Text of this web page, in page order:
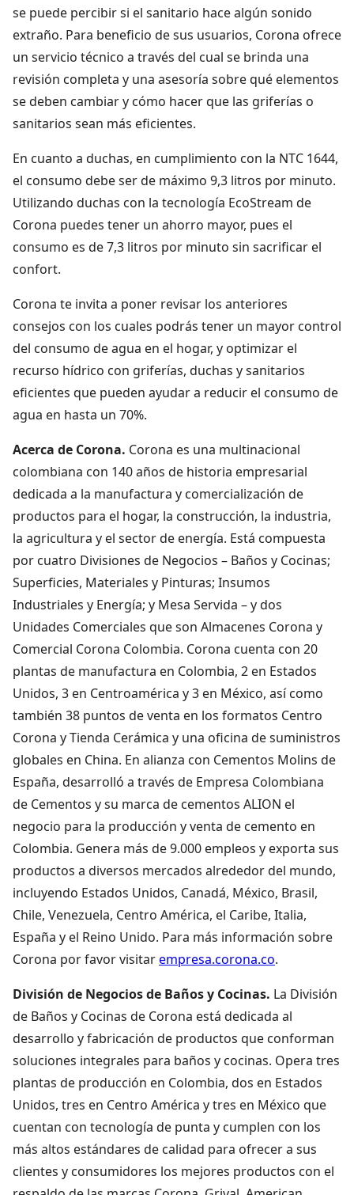
se puede percibir si el sanitario hace algún sonido
extraño. Para beneficio de sus usuarios, Corona ofrece
un servicio técnico a través del cual se brinda una
revisión completa y una asesoría sobre qué elementos
se deben cambiar y cómo hacer que las griferías o
sanitarios sean más eficientes.
En cuanto a duchas, en cumplimiento con la NTC 1644,
el consumo debe ser de máximo 9,3 litros por minuto.
Utilizando duchas con la tecnología EcoStream de
Corona puedes tener un ahorro mayor, pues el
consumo es de 7,3 litros por minuto sin sacrificar el
confort.
Corona te invita a poner revisar los anteriores
consejos con los cuales podrás tener un mayor control
del consumo de agua en el hogar, y optimizar el
recurso hídrico con griferías, duchas y sanitarios
eficientes que pueden ayudar a reducir el consumo de
agua en hasta un 70%.
Acerca de Corona. Corona es una multinacional
colombiana con 140 años de historia empresarial
dedicada a la manufactura y comercialización de
productos para el hogar, la construcción, la industria,
la agricultura y el sector de energía. Está compuesta
por cuatro Divisiones de Negocios – Baños y Cocinas;
Superficies, Materiales y Pinturas; Insumos
Industriales y Energía; y Mesa Servida – y dos
Unidades Comerciales que son Almacenes Corona y
Comercial Corona Colombia. Corona cuenta con 20
plantas de manufactura en Colombia, 2 en Estados
Unidos, 3 en Centroamérica y 3 en México, así como
también 38 puntos de venta en los formatos Centro
Corona y Tienda Cerámica y una oficina de suministros
globales en China. En alianza con Cementos Molins de
España, desarrolló a través de Empresa Colombiana
de Cementos y su marca de cementos ALION el
negocio para la producción y venta de cemento en
Colombia. Genera más de 9.000 empleos y exporta sus
productos a diversos mercados alrededor del mundo,
incluyendo Estados Unidos, Canadá, México, Brasil,
Chile, Venezuela, Centro América, el Caribe, Italia,
España y el Reino Unido. Para más información sobre
Corona por favor visitarempresa.corona.co.
División de Negocios de Baños y Cocinas. La División
de Baños y Cocinas de Corona está dedicada al
desarrollo y fabricación de productos que conforman
soluciones integrales para baños y cocinas. Opera tres
plantas de producción en Colombia, dos en Estados
Unidos, tres en Centro América y tres en México que
cuentan con tecnología de punta y cumplen con los
más altos estándares de calidad para ofrecer a sus
clientes y consumidores los mejores productos con el